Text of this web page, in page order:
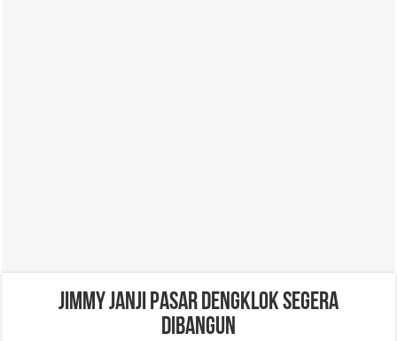
Jimmy Janji Pasar Dengklok Segera
Dibangun